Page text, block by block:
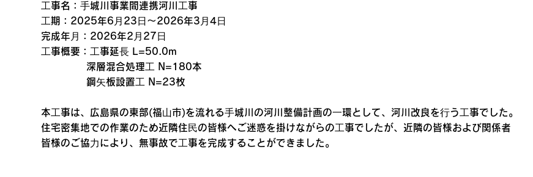
⼯事名：⼿城川事業間連携河川⼯事
⼯期：2025年6⽉23⽇〜2026年3⽉4⽇
完成年⽉：2026年2⽉27⽇
⼯事概要：⼯事延⻑ L=50.0m
深層混合処理⼯ N=180本
鋼⽮板設置⼯ N=23枚
本⼯事は、広島県の東部(福⼭市)を流れる⼿城川の河川整備計画の⼀環として、河川改良を⾏う⼯事でした。
住宅密集地での作業のため近隣住⺠の皆様へご迷惑を掛けながらの⼯事でしたが、近隣の皆様および関係者
皆様のご協⼒により、無事故で⼯事を完成することができました。